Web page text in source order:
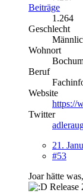
Beiträge
1.264
Geschlecht
Wohnort
Beruf
Website
https://
Twitter
21.
#53
Joar hätte
Release